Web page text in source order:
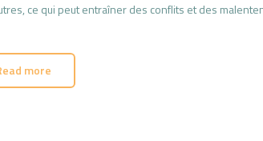
ce qui peut entraîner des conflits et des
more